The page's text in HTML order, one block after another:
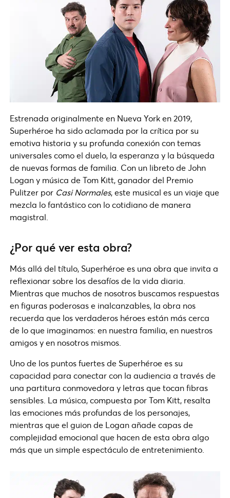
Estrenada originalmente en Nueva York en 2019,
Superhéroe ha sido aclamada por la crítica por su
emotiva historia y su profunda conexión con temas
universales como el duelo, la esperanza y la búsqueda
de nuevas formas de familia. Con un libreto de John
Logan y música de Tom Kitt, ganador del Premio
Pulitzer por Casi Normales, este musical es un viaje que
mezcla lo fantástico con lo cotidiano de manera
magistral.
¿Por qué ver esta obra?
Más allá del título, Superhéroe es una obra que invita a
reflexionar sobre los desafíos de la vida diaria.
Mientras que muchos de nosotros buscamos respuestas
en figuras poderosas e inalcanzables, la obra nos
recuerda que los verdaderos héroes están más cerca
de lo que imaginamos: en nuestra familia, en nuestros
amigos y en nosotros mismos.
Uno de los puntos fuertes de Superhéroe es su
capacidad para conectar con la audiencia a través de
una partitura conmovedora y letras que tocan fibras
sensibles. La música, compuesta por Tom Kitt, resalta
las emociones más profundas de los personajes,
mientras que el guion de Logan añade capas de
complejidad emocional que hacen de esta obra algo
más que un simple espectáculo de entretenimiento.